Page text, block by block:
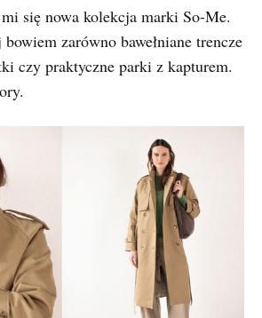
mi się nowa kolekcja marki So-Me.
zarówno bawełniane trencze
czy praktyczne parki z kapturem.